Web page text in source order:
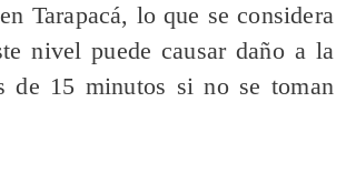
Tarapacá, lo que se considera
nivel puede causar daño a la
de 15 minutos si no se toman